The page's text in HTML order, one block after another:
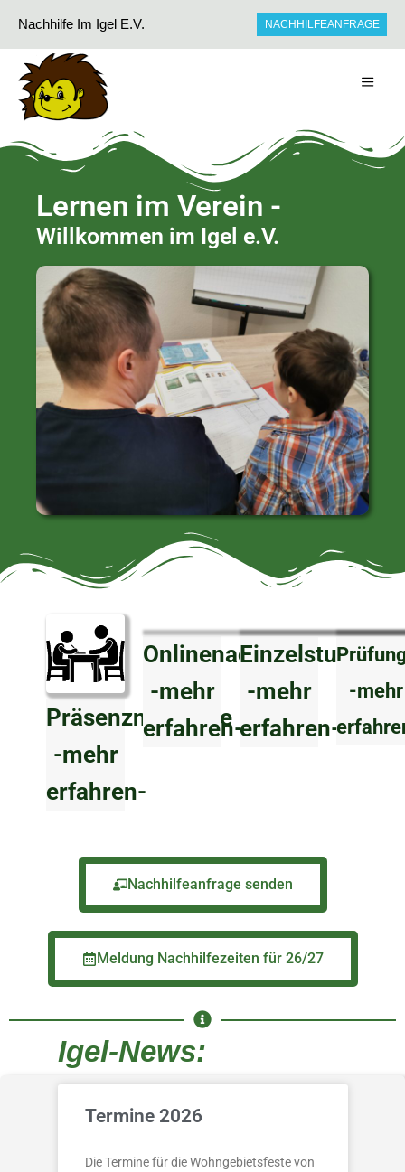
Nachhilfe Im Igel E.V. NACHHILFEANFRAGE
Lernen im Verein -
Willkommen im Igel e.V.
Präsenznachhilfe
-mehr
erfahren-
Onlinenachhilfe
-mehr
erfahren-
Einzelstunden
-mehr
erfahren-
-mehr
Nachhilfeanfrage senden
Meldung Nachhilfezeiten für 26/27
Igel-News:
Termine 2026
Die Termine für die Wohngebietsfeste von